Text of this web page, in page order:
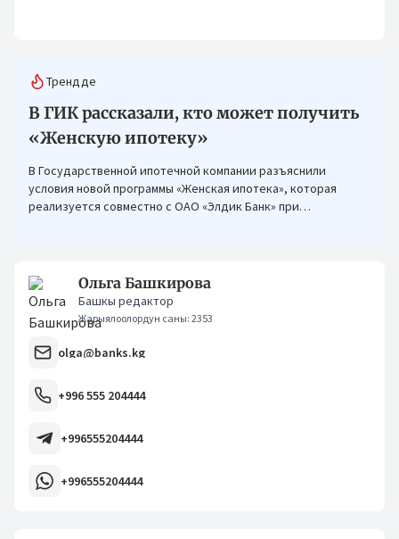
Трендде
В ГИК рассказали, кто может получить
«Женскую ипотеку»
В Государственной ипотечной компании разъяснили
условия новой программы «Женская ипотека», которая
реализуется совместно с ОАО «Элдик Банк» при
Ольга Башкирова
Башкы редактор
Жарыялоолордун саны: 2353
olga@banks.kg
+996 555 204444
+996555204444
+996555204444